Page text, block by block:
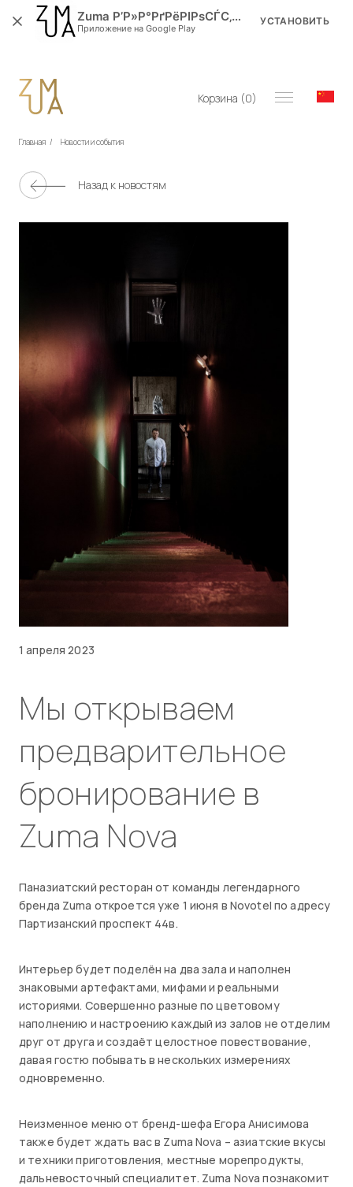
Корзина (0)
Главная / Новости и события
Назад к новостям
1 апреля 2023
Мы открываем
предварительное
бронирование в
Zuma Nova
Паназиатский ресторан от команды легендарного
бренда Zuma откроется уже 1 июня в Novotel по адресу
Партизанский проспект 44в.
Интерьер будет поделён на два зала и наполнен
знаковыми артефактами, мифами и реальными
историями. Совершенно разные по цветовому
наполнению и настроению каждый из залов не отделим
друг от друга и создаёт целостное повествование,
давая гостю побывать в нескольких измерениях
одновременно.
Неизменное меню от бренд-шефа Егора Анисимова
также будет ждать вас в Zuma Nova – азиатские вкусы
и техники приготовления, местные морепродукты,
дальневосточный специалитет. Zuma Nova познакомит
Zuma Р’Р»Р°РґРёРІРѕСЃС‚РѕРє
Приложение на Google Play
УСТАНОВИТЬ